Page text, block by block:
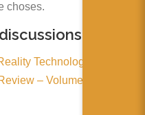
choses.
Technology in
– Volume 12